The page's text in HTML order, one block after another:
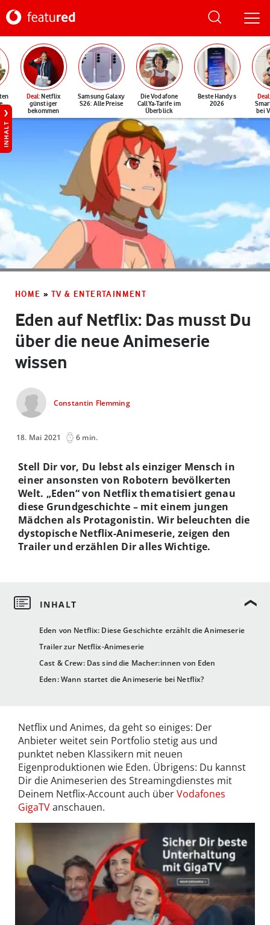
Deal: Netflix
günstiger
bekommen
Samsung Galaxy
S26: Alle Preise
Die Vodafone
CallYa-Tarife im
Überblick
Beste Handys
2026
Deal
bei
INHALT
©Netflix 2021
HOME » TV & ENTERTAINMENT
Eden auf Netflix: Das musst Du
über die neue Animeserie
wissen
Constantin Flemming
18. Mai 2021 6 min.
Eden von Netflix: Diese Geschichte erzählt die Animeserie
Trailer zur Netflix-Animeserie
Cast & Crew: Das sind die Macher:innen von Eden
Eden: Wann startet die Animeserie bei Netflix?
Stell Dir vor, Du lebst als einziger Mensch in
einer ansonsten von Robotern bevölkerten
Welt. „Eden“ von Netflix thematisiert genau
diese Grundgeschichte – mit einem jungen
Mädchen als Protagonistin. Wir beleuchten die
dystopische Netflix-Animeserie, zeigen den
Trailer und erzählen Dir alles Wichtige.
Netflix und Animes, da geht so einiges: Der
Anbieter weitet sein Portfolio stetig aus und
punktet neben Klassikern mit neuen
Eigenproduktionen wie Eden. Übrigens: Du kannst
Dir die Animeserien des Streamingdienstes mit
Deinem Netflix-Account auch überVodafones
GigaTVanschauen.